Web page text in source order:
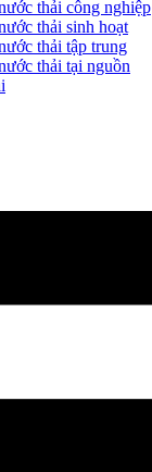
thải công nghiệp
thải sinh hoạt
thải tập trung
thải tại nguồn